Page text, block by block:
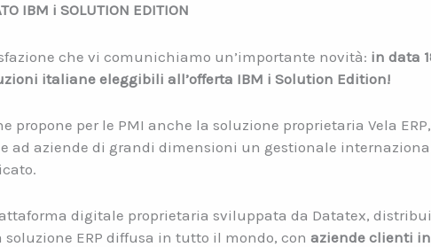
IBM i SOLUTION EDITION
che vi comunichiamo un’importante novità: in data
italiane eleggibili all’offerta IBM i Solution Edition!
propone per le PMI anche la soluzione proprietaria Vela
ad aziende di grandi dimensioni un gestionale
digitale proprietaria sviluppata da Datatex,
soluzione ERP diffusa in tutto il mondo, con aziende clienti